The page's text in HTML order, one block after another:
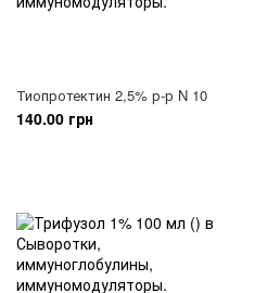
Тиопротектин 2,5% р-р N 10
140.00 грн